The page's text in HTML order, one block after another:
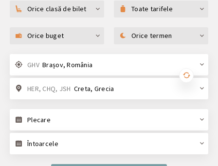
Orice clasă de bilet Toate tarifele
Orice buget Orice termen
GHV Brașov, România
HER, CHQ, JSH Creta, Grecia
Plecare
Întoarcele